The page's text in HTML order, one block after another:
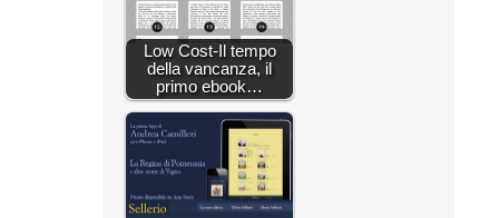
Low Cost-Il tempo
della vancanza, il
primo ebook…